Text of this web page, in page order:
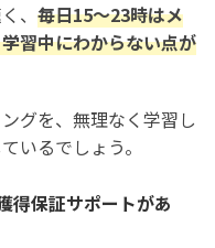
、 毎日15～23時はメ
習中にわからない点が
グを、無理なく学習し
いるでしょう。
得保証サポートがあ